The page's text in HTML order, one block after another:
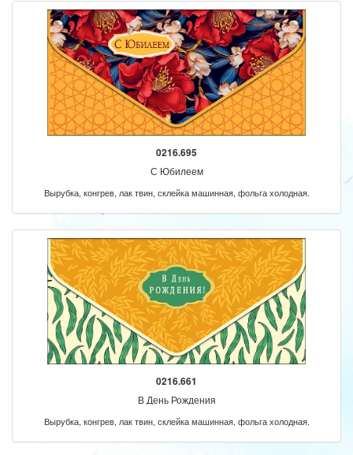
0216.695
С Юбилеем
Вырубка, конгрев, лак твин, склейка машинная, фольга холодная.
0216.661
В День Рождения
Вырубка, конгрев, лак твин, склейка машинная, фольга холодная.